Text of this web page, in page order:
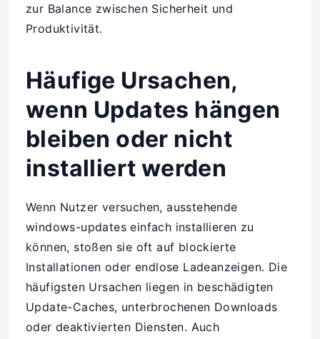
zur Balance zwischen Sicherheit und
Produktivität.
Häufige Ursachen,
wenn Updates hängen
bleiben oder nicht
installiert werden
Wenn Nutzer versuchen, ausstehende
windows-updates einfach installieren zu
können, stoßen sie oft auf blockierte
Installationen oder endlose Ladeanzeigen. Die
häufigsten Ursachen liegen in beschädigten
Update-Caches, unterbrochenen Downloads
oder deaktivierten Diensten. Auch